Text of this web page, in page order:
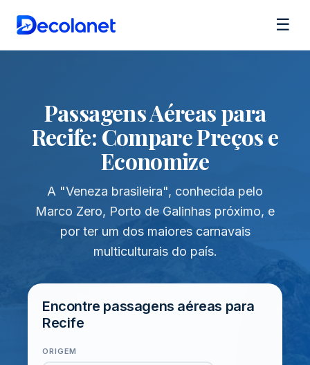
☰
Passagens Aéreas para
Recife: Compare Preços e
Economize
A "Veneza brasileira", conhecida pelo
Marco Zero, Porto de Galinhas próximo, e
por ter um dos maiores carnavais
multiculturais do país.
Encontre passagens aéreas para
Recife
ORIGEM